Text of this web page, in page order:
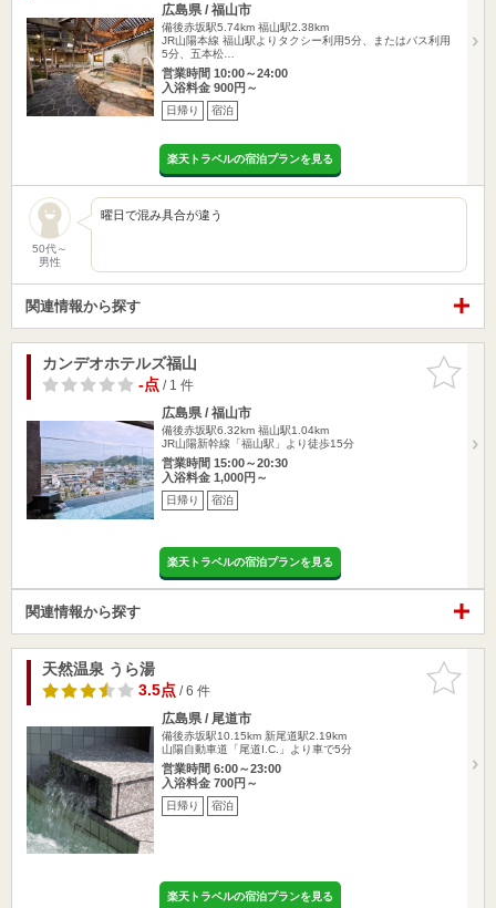
広島県 / 福山市
備後赤坂駅5.74km 福山駅2.38km
JR山陽本線 福山駅よりタクシー利用5分、またはバス利用
5分、五本松…
営業時間 10:00～24:00
入浴料金 900円～
日帰り 宿泊
楽天トラベルの宿泊プランを見る
50代～
男性
曜日で混み具合が違う
関連情報から探す
お気に入
りに追加
カンデオホテルズ福山
-点/ 1 件
広島県 / 福山市
備後赤坂駅6.32km 福山駅1.04km
JR山陽新幹線「福山駅」より徒歩15分
営業時間 15:00～20:30
入浴料金 1,000円～
日帰り 宿泊
楽天トラベルの宿泊プランを見る
関連情報から探す
お気に入
りに追加
天然温泉 うら湯
3.5点/ 6 件
広島県 / 尾道市
備後赤坂駅10.15km 新尾道駅2.19km
山陽自動車道「尾道I.C.」より車で5分
営業時間 6:00～23:00
入浴料金 700円～
日帰り 宿泊
楽天トラベルの宿泊プランを見る